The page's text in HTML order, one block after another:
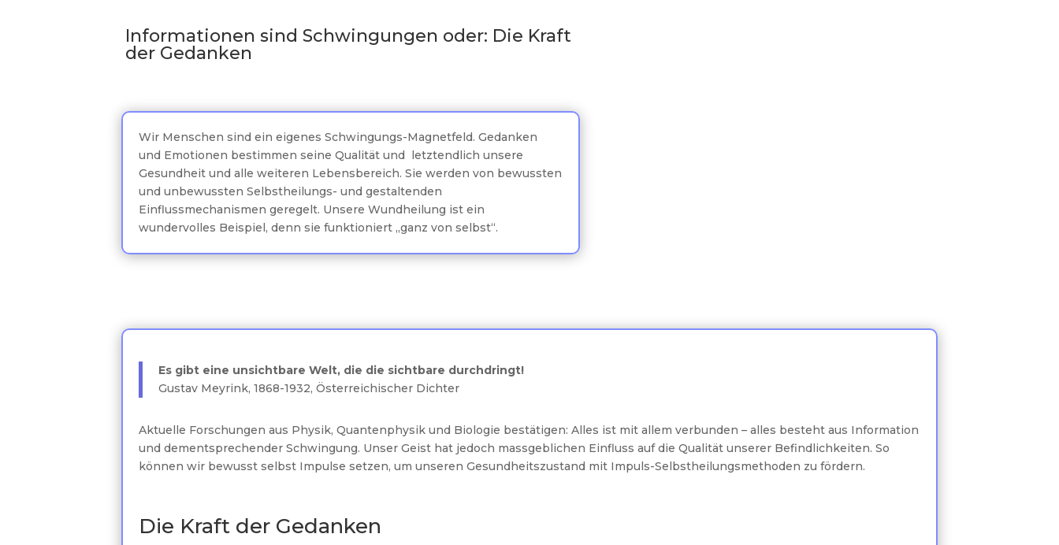
Informationen sind Schwingungen oder: Die Kraft
der Gedanken
Wir Menschen sind ein eigenes Schwingungs-Magnetfeld. Gedanken
und Emotionen bestimmen seine Qualität und letztendlich unsere
Gesundheit und alle weiteren Lebensbereich. Sie werden von bewussten
und unbewussten Selbstheilungs- und gestaltenden
Einflussmechanismen geregelt. Unsere Wundheilung ist ein
wundervolles Beispiel, denn sie funktioniert „ganz von selbst“.
Es gibt eine unsichtbare Welt, die die sichtbare durchdringt!
Gustav Meyrink, 1868-1932, Österreichischer Dichter
Aktuelle Forschungen aus Physik, Quantenphysik und Biologie bestätigen: Alles ist mit allem verbunden – alles besteht aus Information
und dementsprechender Schwingung. Unser Geist hat jedoch massgeblichen Einfluss auf die Qualität unserer Befindlichkeiten. So
können wir bewusst selbst Impulse setzen, um unseren Gesundheitszustand mit Impuls-Selbstheilungsmethoden zu fördern.
Die Kraft der Gedanken